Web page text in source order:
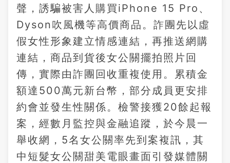
聲，誘騙被害人購買iPhone 15 Pro、
Dyson吹風機等高價商品。詐團先以虛
假女性形象建立情感連結，再推送網購
連結，商品到貨後女公關擺拍照片回
傳，實際由詐團回收重複使用。累積金
額達500萬元新台幣，部分成員更安排
約會並發生性關係。檢警接獲20餘起報
案，經數月監控與金融追蹤，於今晨一
舉收網，5名女公關率先到案複訊，其
中短髮女公關甜美電眼畫面引發媒體關